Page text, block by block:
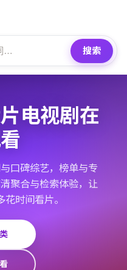
搜索
电视剧在
口碑综艺，榜单与专
聚合与检索体验，让
时间看片。